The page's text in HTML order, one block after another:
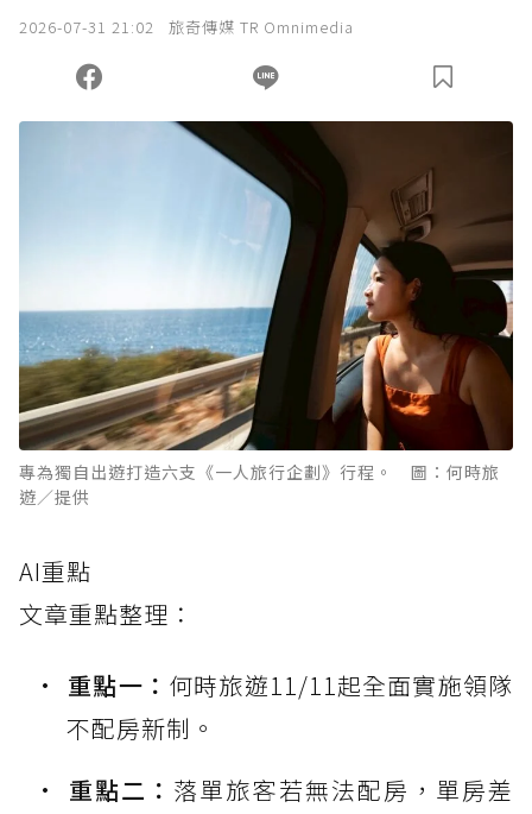
您當前剩餘 U 利點數：0點；前往 購買點數
2026-07-31 21:02 旅奇傳媒 TR Omnimedia
專為獨自出遊打造六支《一人旅行企劃》行程。 圖：何時旅
遊／提供
AI重點
文章重點整理：
重點一： 何時旅遊11/11起全面實施領隊
不配房新制。
重點二： 落單旅客若無法配房，單房差